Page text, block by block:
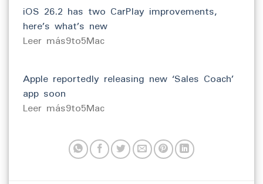
iOS 26.2 has two CarPlay improvements,
here’s what’s new
​Leer más9to5Mac
Apple reportedly releasing new ‘Sales Coach’
app soon
​Leer más9to5Mac